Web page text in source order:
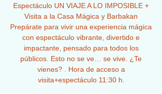
Espectáculo UN VIAJE A LO IMPOSIBLE +
Visita a la Casa Mágica y Barbakan
Prepárate para vivir una experiencia mágica
con espectáculo vibrante, divertido e
impactante, pensado para todos los
públicos. Esto no se ve… se vive. ¿Te
vienes? . Hora de acceso a
visita+espectáculo 11:30 h.